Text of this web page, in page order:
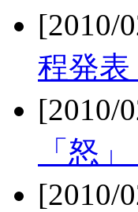
[2010/
程発表
[2010/
「怒
[2010/